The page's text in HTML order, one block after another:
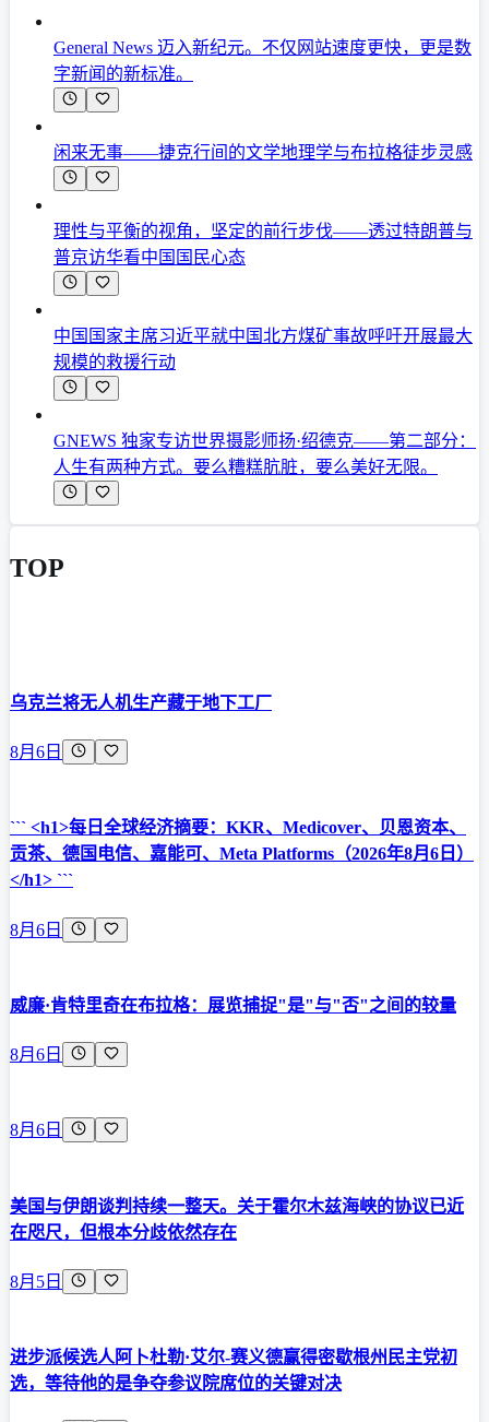
General News 迈入新纪元。不仅网站速度更快，更是数
字新闻的新标准。
闲来无事——捷克行间的文学地理学与布拉格徒步灵感
理性与平衡的视角，坚定的前行步伐——透过特朗普与
普京访华看中国国民心态
中国国家主席习近平就中国北方煤矿事故呼吁开展最大
规模的救援行动
GNEWS 独家专访世界摄影师扬·绍德克——第二部分：
人生有两种方式。要么糟糕肮脏，要么美好无限。
TOP
乌克兰将无人机生产藏于地下工厂
8月6日
``` <h1>每日全球经济摘要：KKR、Medicover、贝恩资本、
贡茶、德国电信、嘉能可、Meta Platforms（2026年8月6日）
</h1> ```
8月6日
威廉·肯特里奇在布拉格：展览捕捉"是"与"否"之间的较量
8月6日
8月6日
美国与伊朗谈判持续一整天。关于霍尔木兹海峡的协议已近
在咫尺，但根本分歧依然存在
8月5日
进步派候选人阿卜杜勒·艾尔-赛义德赢得密歇根州民主党初
选，等待他的是争夺参议院席位的关键对决